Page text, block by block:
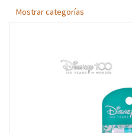
Mostrar categorías